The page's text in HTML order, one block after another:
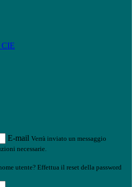
CIE
E-mail Verrà inviato un messaggio
necessarie.
utente? Effettua il reset della password